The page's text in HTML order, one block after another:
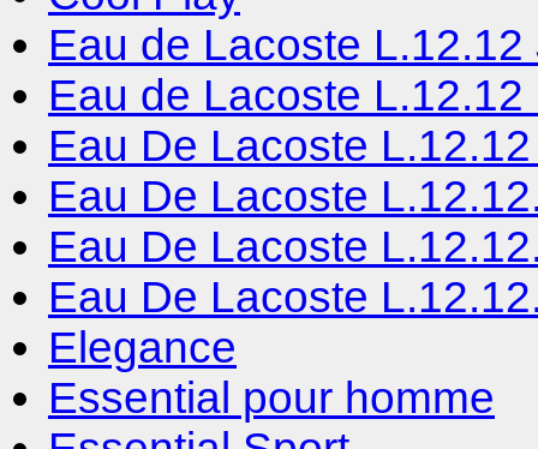
Eau de Lacoste L.12.12
Eau de Lacoste L.12.12
Eau De Lacoste
Eau De Lacoste
Eau De Lacoste
Eau De Lacoste
Elegance
Essential pour homme